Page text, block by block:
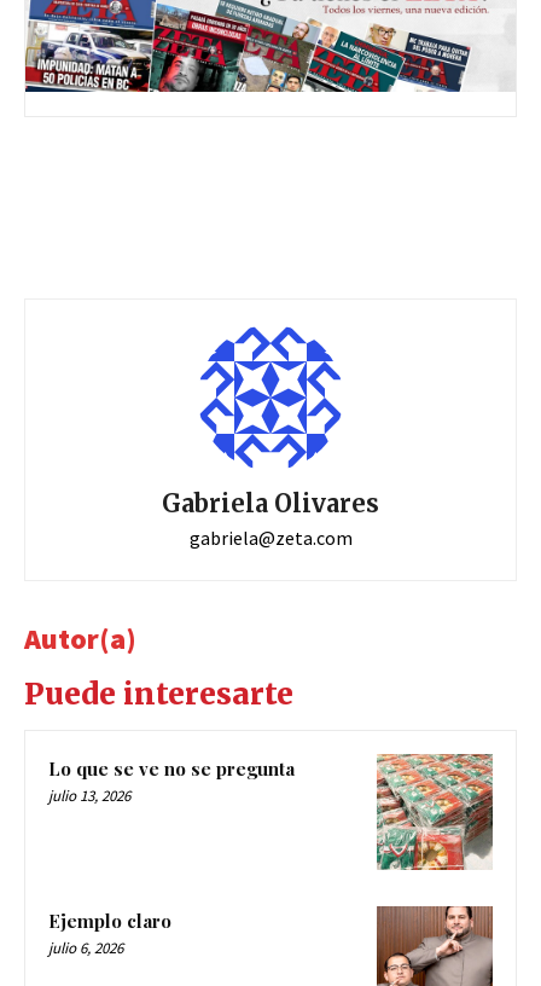
Gabriela Olivares
gabriela@zeta.com
Autor(a)
Puede interesarte
Lo que se ve no se pregunta
julio 13, 2026
Ejemplo claro
julio 6, 2026